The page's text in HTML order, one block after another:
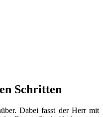
Schritten
Dabei fasst der Herr mit